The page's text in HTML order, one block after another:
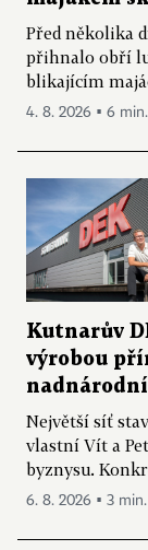
Před několika
přihnalo obří
blikajícím
4. 8. 2026 ▪ 6
Kutnarův
výrobou
Největší síť
vlastní Vít a
byznysu.
6. 8. 2026 ▪ 3